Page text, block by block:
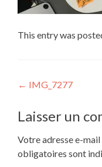
This entry was
Post
← IMG_7277
Laisser un
Votre adresse e-mail
obligatoires sont